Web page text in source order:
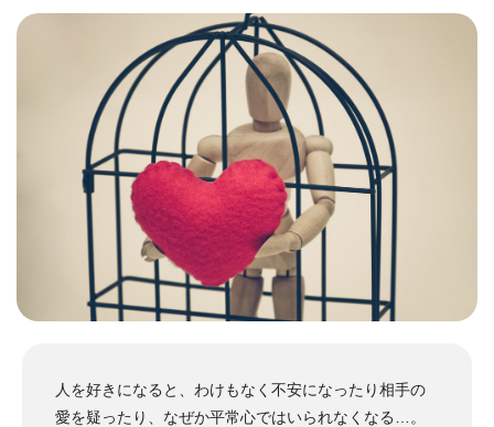
人を好きになると、わけもなく不安になったり相手の
愛を疑ったり、なぜか平常心ではいられなくなる…。